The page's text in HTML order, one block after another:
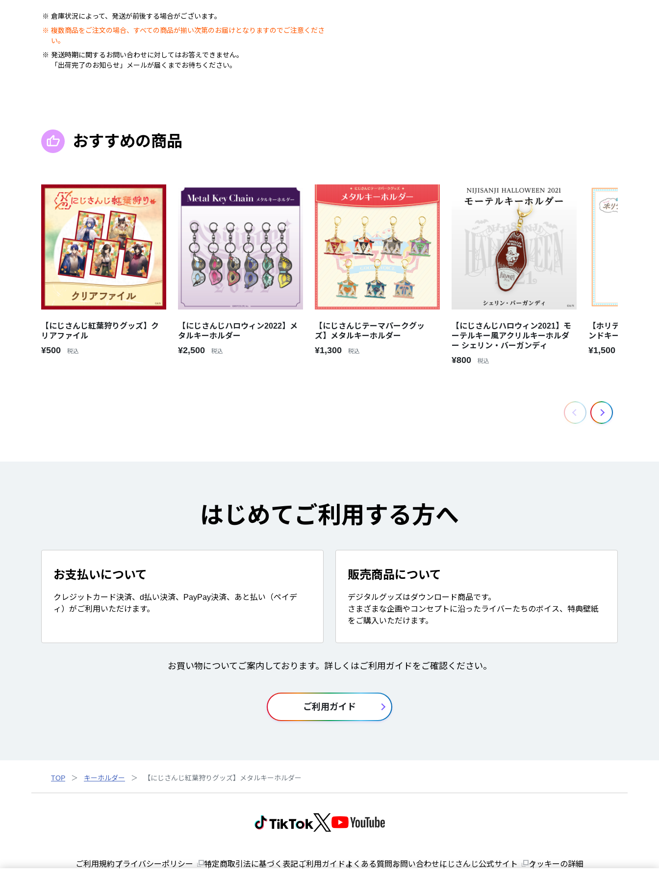
倉庫状況によって、発送が前後する場合がございます。
複数商品をご注文の場合、すべての商品が揃い次第のお届けとなりますのでご注意くださ
い。
発送時期に関するお問い合わせに対してはお答えできません。
「出荷完了のお知らせ」メールが届くまでお待ちください。
おすすめの商品
【にじさんじ紅葉狩りグッズ】ク
リアファイル
¥500 税込
【にじさんじハロウィン2022】メ
タルキーホルダー
¥2,500 税込
【にじさんじテーマパークグッ
ズ】メタルキーホルダー
¥1,300 税込
【にじさんじハロウィン2021】モ
ーテルキー風アクリルキーホルダ
ー シェリン・バーガンディ
¥800 税込
【ホリデーグッズ
ンドキーホルダー
¥1,500
はじめてご利用する方へ
お支払いについて
クレジットカード決済、d払い決済、PayPay決済、あと払い（ペイデ
ィ）がご利用いただけます。
販売商品について
デジタルグッズはダウンロード商品です。
さまざまな企画やコンセプトに沿ったライバーたちのボイス、特典壁紙
をご購入いただけます。
お買い物についてご案内しております。詳しくはご利用ガイドをご確認ください。
ご利用ガイド
TOP キーホルダー 【にじさんじ紅葉狩りグッズ】メタルキーホルダー
ご利用規約プライバシーポリシー 特定商取引法に基づく表記ご利用ガイド よくある質問お問い合わせにじさんじ公式サイト クッキーの詳細